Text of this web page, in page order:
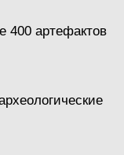
400 артефактов